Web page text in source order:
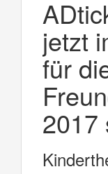
jetzt
für
2017